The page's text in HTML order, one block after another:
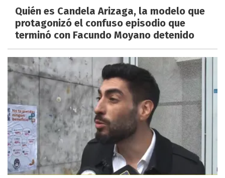
Quién es Candela Arizaga, la modelo que
protagonizó el confuso episodio que
terminó con Facundo Moyano detenido